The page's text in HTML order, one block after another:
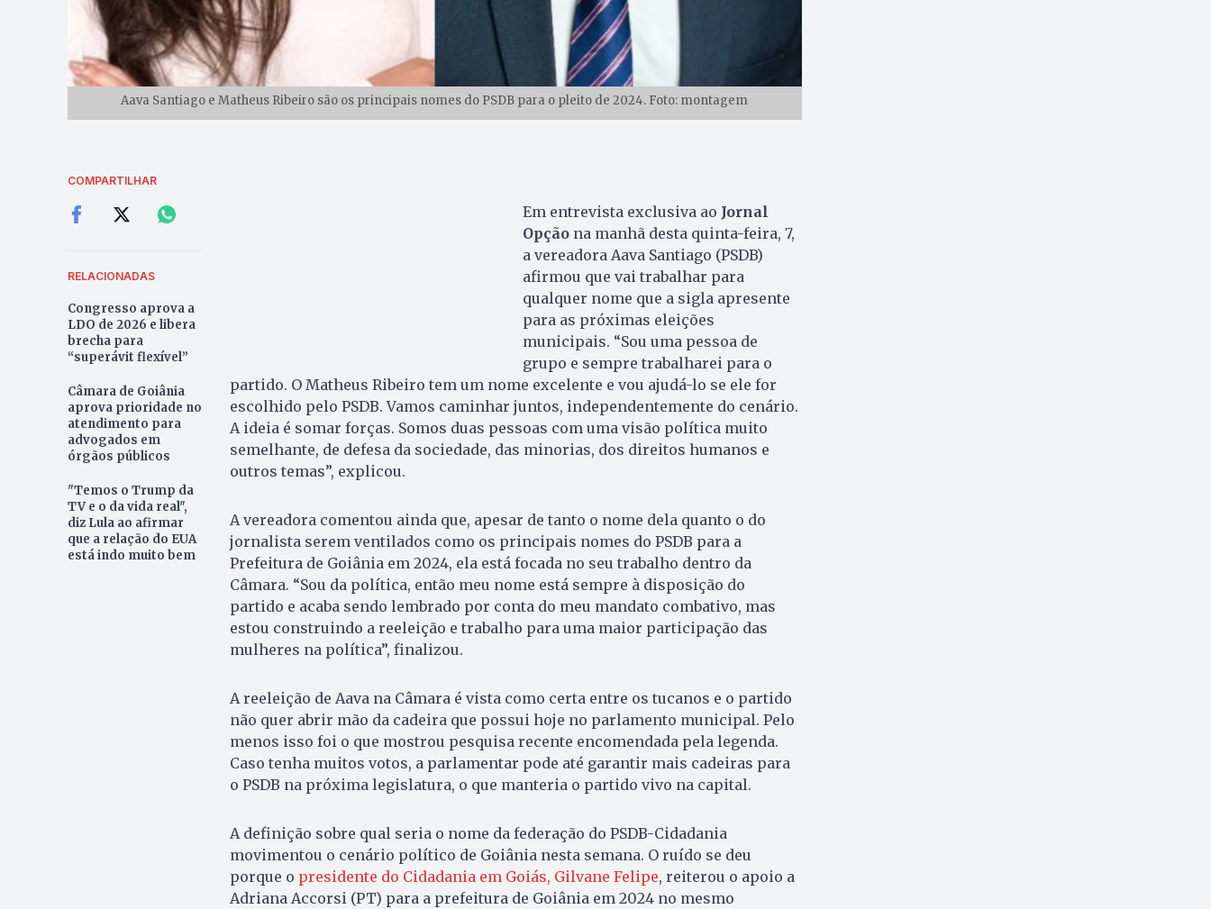
Aava Santiago e Matheus Ribeiro são os principais nomes do PSDB para o pleito de 2024. Foto: montagem
COMPARTILHAR
RELACIONADAS
Congresso aprova a
LDO de 2026 e libera
brecha para
“superávit flexível”
Câmara de Goiânia
aprova prioridade no
atendimento para
advogados em
órgãos públicos
"Temos o Trump da
TV e o da vida real",
diz Lula ao afirmar
que a relação do EUA
está indo muito bem
Em entrevista exclusiva ao Jornal
Opçãona manhã desta quinta-feira, 7,
a vereadora Aava Santiago (PSDB)
afirmou que vai trabalhar para
qualquer nome que a sigla apresente
para as próximas eleições
municipais. “Sou uma pessoa de
grupo e sempre trabalharei para o
partido. O Matheus Ribeiro tem um nome excelente e vou ajudá-lo se ele for
escolhido pelo PSDB. Vamos caminhar juntos, independentemente do cenário.
A ideia é somar forças. Somos duas pessoas com uma visão política muito
semelhante, de defesa da sociedade, das minorias, dos direitos humanos e
outros temas”, explicou.
A vereadora comentou ainda que, apesar de tanto o nome dela quanto o do
jornalista serem ventilados como os principais nomes do PSDB para a
Prefeitura de Goiânia em 2024, ela está focada no seu trabalho dentro da
Câmara. “Sou da política, então meu nome está sempre à disposição do
partido e acaba sendo lembrado por conta do meu mandato combativo, mas
estou construindo a reeleição e trabalho para uma maior participação das
mulheres na política”, finalizou.
A reeleição de Aava na Câmara é vista como certa entre os tucanos e o partido
não quer abrir mão da cadeira que possui hoje no parlamento municipal. Pelo
menos isso foi o que mostrou pesquisa recente encomendada pela legenda.
Caso tenha muitos votos, a parlamentar pode até garantir mais cadeiras para
o PSDB na próxima legislatura, o que manteria o partido vivo na capital.
A definição sobre qual seria o nome da federação do PSDB-Cidadania
movimentou o cenário político de Goiânia nesta semana. O ruído se deu
porque o presidente do Cidadania em Goiás, Gilvane Felipe, reiterou o apoio a
Adriana Accorsi (PT) para a prefeitura de Goiânia em 2024 no mesmo